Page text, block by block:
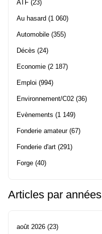
ATF (23)
Au hasard (1 060)
Automobile (355)
Décès (24)
Economie (2 187)
Emploi (994)
Environnement/C02 (36)
Evènements (1 149)
Fonderie amateur(67)
Fonderie d'art (291)
Forge (40)
Articles par années
août 2026 (23)